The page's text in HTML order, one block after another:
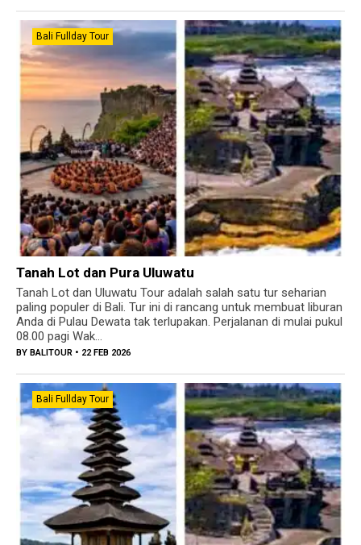
Bali Fullday Tour
Tanah Lot dan Pura Uluwatu
Tanah Lot dan Uluwatu Tour adalah salah satu tur seharian
paling populer di Bali. Tur ini di rancang untuk membuat liburan
Anda di Pulau Dewata tak terlupakan. Perjalanan di mulai pukul
08.00 pagi Wak...
BY BALITOUR • 22 FEB 2026
Bali Fullday Tour